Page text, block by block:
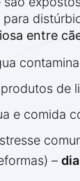
entre
de
e comida
–